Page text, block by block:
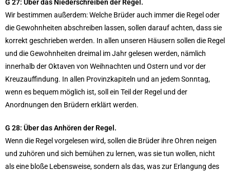
G 27: Über das Niederschreiben der Regel.
Wir bestimmen außerdem: Welche Brüder auch immer die Regel oder
die Gewohnheiten abschreiben lassen, sollen darauf achten, dass sie
korrekt geschrieben werden. In allen unseren Häusern sollen die Regel
und die Gewohnheiten dreimal im Jahr gelesen werden, nämlich
innerhalb der Oktaven von Weihnachten und Ostern und vor der
Kreuzauffindung. In allen Provinzkapiteln und an jedem Sonntag,
wenn es bequem möglich ist, soll ein Teil der Regel und der
Anordnungen den Brüdern erklärt werden.
G 28: Über das Anhören der Regel.
Wenn die Regel vorgelesen wird, sollen die Brüder ihre Ohren neigen
und zuhören und sich bemühen zu lernen, was sie tun wollen, nicht
als eine bloße Lebensweise, sondern als das, was zur Erlangung des